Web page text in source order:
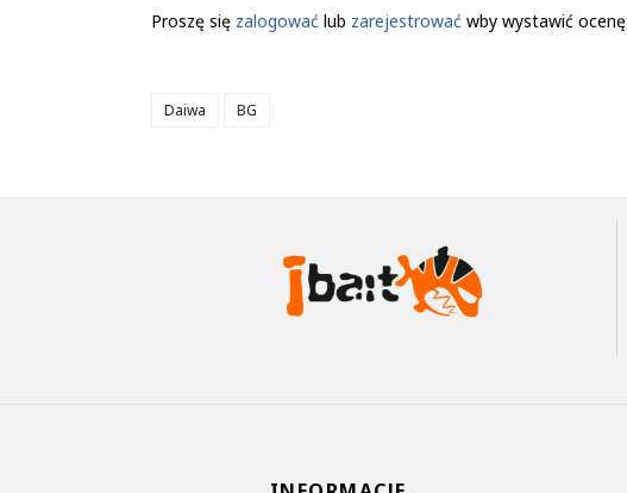
Proszę się zalogować lub zarejestrować wby wystawić ocenę
Daiwa BG